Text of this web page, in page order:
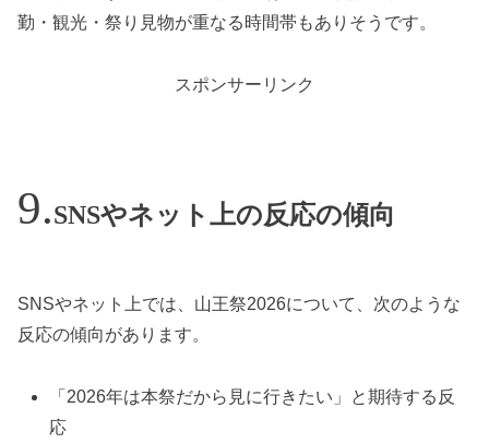
勤・観光・祭り見物が重なる時間帯もありそうです。
スポンサーリンク
SNSやネット上の反応の傾向
SNSやネット上では、山王祭2026について、次のような
反応の傾向があります。
「2026年は本祭だから見に行きたい」と期待する反
応